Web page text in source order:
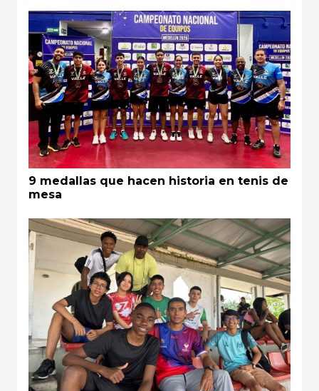
9 medallas que hacen historia en tenis de
mesa